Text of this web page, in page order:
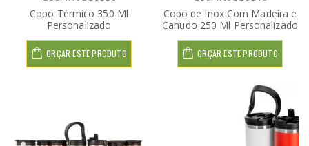
Copo Térmico 350 Ml
Personalizado
ORÇAR ESTE PRODUTO
Copo de Inox Com Madeira e
Canudo 250 Ml Personalizado
ORÇAR ESTE PRODUTO